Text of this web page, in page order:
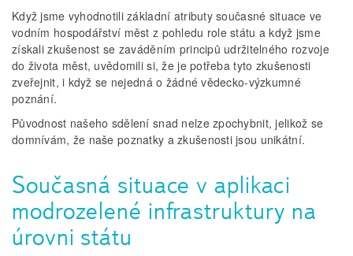
Když jsme vyhodnotili základní atributy současné situace ve
vodním hospodářství měst z pohledu role státu a když jsme
získali zkušenost se zaváděním principů udržitelného rozvoje
do života měst, uvědomili si, že je potřeba tyto zkušenosti
zveřejnit, i když se nejedná o žádné vědecko-výzkumné
poznání.
Původnost našeho sdělení snad nelze zpochybnit, jelikož se
domnívám, že naše poznatky a zkušenosti jsou unikátní.
Současná situace v aplikaci
modrozelené infrastruktury na
úrovni státu